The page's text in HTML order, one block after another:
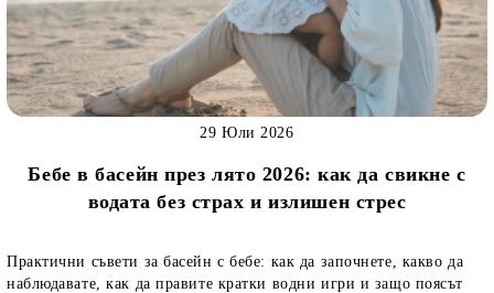
Бебе в басейн през лято 2026: как да свикне с
водата без страх и излишен стрес
29 Юли 2026
Практични съвети за басейн с бебе: как да започнете, какво да
наблюдавате, как да правите кратки водни игри и защо поясът